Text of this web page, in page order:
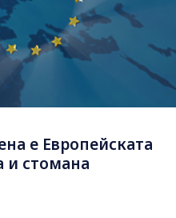
е Европейската
и стомана